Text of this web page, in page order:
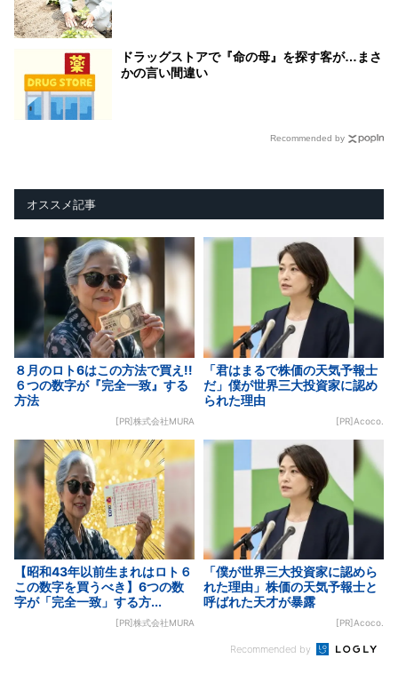
ドラッグストアで『命の母』を探す客が…まさ
かの言い間違い
Recommended by
オススメ記事
８月のロト6はこの方法で買え!!
６つの数字が『完全一致』する
方法
[PR]株式会社MURA
「君はまるで株価の天気予報士
だ」僕が世界三大投資家に認め
られた理由
[PR]Acoco.
【昭和43年以前生まれはロト６
この数字を買うべき】6つの数
字が「完全一致」する方...
[PR]株式会社MURA
「僕が世界三大投資家に認めら
れた理由」株価の天気予報士と
呼ばれた天才が暴露
[PR]Acoco.
Recommended by